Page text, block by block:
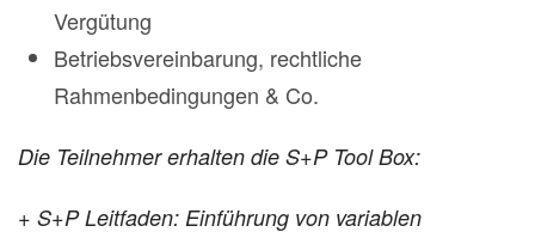
Vergütung
Betriebsvereinbarung, rechtliche
Rahmenbedingungen & Co.
Die Teilnehmer erhalten die S+P Tool Box:
+ S+P Leitfaden: Einführung von variablen